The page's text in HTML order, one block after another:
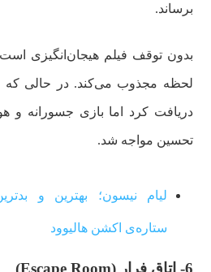
برساند.
بدون توقف فیلم هیجان‌انگیزی
لحظه مجذوب می‌کند. در حالی که
دریافت کرد اما بازی جسورانه و
تحسین مواجه شد.
لیام نیسون؛ بهترین و
ستاره‌ی اکشن هالیوود
6- اتاق فرار ( Escape Room
)